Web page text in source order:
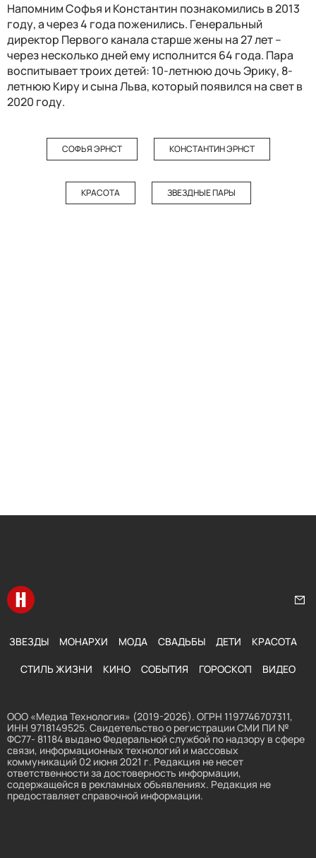
Напомним Софья и Константин познакомились в 2013
году, а через 4 года поженились. Генеральный
директор Первого канала старше жены на 27 лет –
через несколько дней ему исполнится 64 года. Пара
воспитывает троих детей: 10-летнюю дочь Эрику, 8-
летнюю Киру и сына Льва, который появился на свет в
2020 году.
СОФЬЯ ЭРНСТ КОНСТАНТИН ЭРНСТ
КРАСОТА ЗВЕЗДНЫЕ ПАРЫ
Перейти на главную
ЗВЕЗДЫ МОНАРХИ МОДА СВАДЬБЫ ДЕТИ КРАСОТА
СТИЛЬ ЖИЗНИ КИНО СОБЫТИЯ ГОРОСКОП ВИДЕО
ООО «Медиа Технология» (2019-2026). ОГРН 1197746707311,
ИНН 9718149525. Свидетельство о регистрации СМИ ПИ №
ФС77- 81184 выдано Федеральной службой по надзору в сфере
связи, информационных технологий и массовых
коммуникаций 02 июня 2021 г. Редакция не несет
ответственности за достоверность информации,
содержащейся в рекламных объявлениях. Редакция не
предоставляет справочной информации.